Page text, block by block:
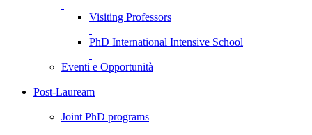
Visiting Professors
PhD International Intensive School
Eventi e Opportunità
Post-Lauream
Joint PhD programs